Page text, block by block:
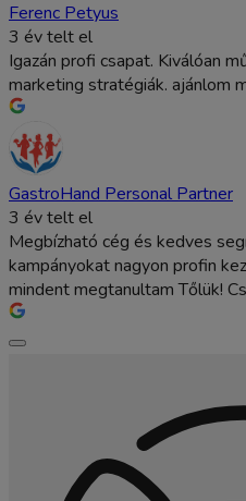
Ferenc Petyus
3 év telt el
Igazán profi csapat. Kiválóan
marketing stratégiák. ajánlom
GastroHand Personal Partner
3 év telt el
Megbízható cég és kedves
kampányokat nagyon profin
mindent megtanultam Tőlük!